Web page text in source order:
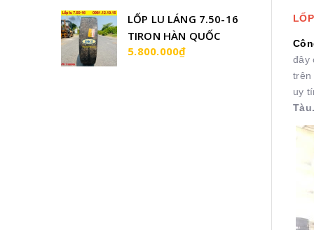
LỐP LU LÁNG 7.50-16
TIRON HÀN QUỐC
5.800.000₫
đây
trên
uy